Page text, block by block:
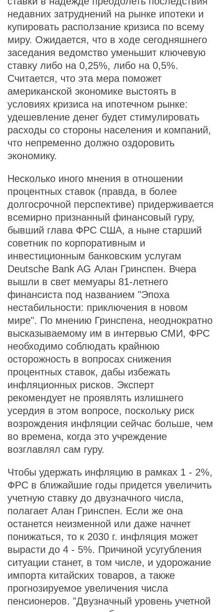
недавних затруднений на рынке ипотеки и
купировать расползание кризиса по всему
миру. Ожидается, что в ходе сегодняшнего
заседания ведомство уменьшит ключевую
ставку либо на 0,25%, либо на 0,5%.
Считается, что эта мера поможет
американской экономике выстоять в
условиях кризиса на ипотечном рынке:
удешевление денег будет стимулировать
расходы со стороны населения и компаний,
что непременно должно оздоровить
экономику.
Несколько иного мнения в отношении
процентных ставок (правда, в более
долгосрочной перспективе) придерживается
всемирно признанный финансовый гуру,
бывший глава ФРС США, а ныне старший
советник по корпоративным и
инвестиционным банковским услугам
Deutsche Bank AG Алан Гринспен. Вчера
вышли в свет мемуары 81-летнего
финансиста под названием "Эпоха
нестабильности: приключения в новом
мире". По мнению Гринспена, неоднократно
высказываемому им в интервью СМИ, ФРС
необходимо соблюдать крайнюю
осторожность в вопросах снижения
процентных ставок, дабы избежать
инфляционных рисков. Эксперт
рекомендует не проявлять излишнего
усердия в этом вопросе, поскольку риск
возрождения инфляции сейчас больше, чем
во времена, когда это учреждение
возглавлял сам гуру.
Чтобы удержать инфляцию в рамках 1 - 2%,
ФРС в ближайшие годы придется увеличить
учетную ставку до двузначного числа,
полагает Алан Гринспен. Если же она
останется неизменной или даже начнет
понижаться, то к 2030 г. инфляция может
вырасти до 4 - 5%. Причиной усугубления
ситуации станет, в том числе, и удорожание
импорта китайских товаров, а также
прогнозируемое увеличения числа
пенсионеров. "Двузначный уровень учетной